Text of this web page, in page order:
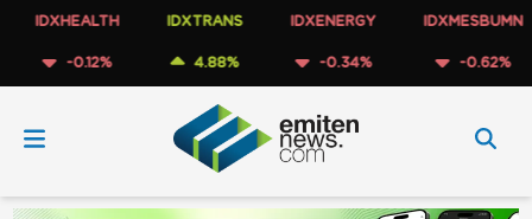
-0.12%
IDXTRANS
4.88%
IDXENERGY
-0.34%
IDXMESBUMN
-0.62%